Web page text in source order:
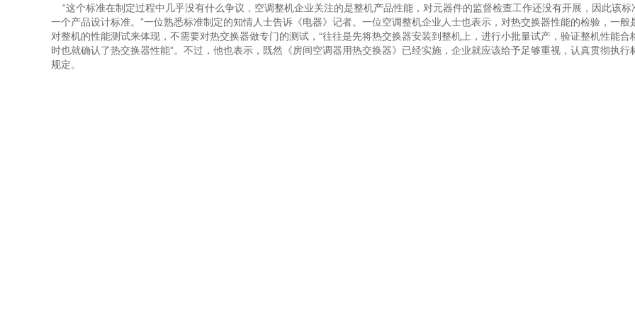
“这个标准在制定过程中几乎没有什么争议，空调整机企业关注的是整机产品性能，对元器件的监督检查工作还没有开展，因此该标
一个产品设计标准。”一位熟悉标准制定的知情人士告诉《电器》记者。一位空调整机企业人士也表示，对热交换器性能的检验，一般
对整机的性能测试来体现，不需要对热交换器做专门的测试，“往往是先将热交换器安装到整机上，进行小批量试产，验证整机性能合
时也就确认了热交换器性能”。不过，他也表示，既然《房间空调器用热交换器》已经实施，企业就应该给予足够重视，认真贯彻执行
规定。